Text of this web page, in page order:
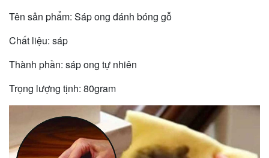
Tên sản phẩm: Sáp ong đánh bóng gỗ
Chất liệu: sáp
Thành phần: sáp ong tự nhiên
Trọng lượng tịnh: 80gram